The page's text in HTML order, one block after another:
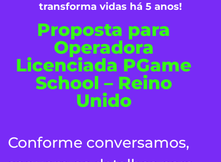
transforma vidas há 5 anos!
Proposta para
Operadora
Licenciada PGame
School – Reino
Unido
Conforme conversamos,